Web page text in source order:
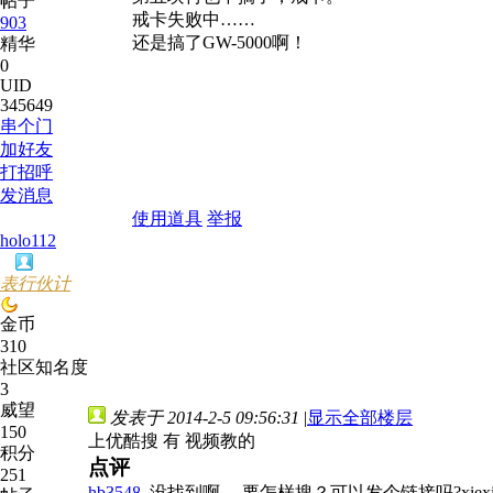
903
精华
0
UID
345649
串个门
加好友
打招呼
发消息
戒卡失败中……
还是搞了GW-5000啊！
使用道具 举报
holo112
表行伙计
金币
310
社区知名度
3
威望
150
积分
251
发表于 2014-2-5 09:56:31 |显示全部楼层
上优酷搜 有 视频教的
点评